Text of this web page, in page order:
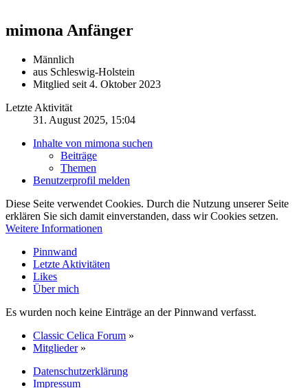
mimona Anfänger
Männlich
aus Schleswig-Holstein
Mitglied seit 4. Oktober 2023
Letzte Aktivität
31. August 2025, 15:04
Inhalte von mimona suchen
Beiträge
Themen
Benutzerprofil melden
Diese Seite verwendet Cookies. Durch die Nutzung unserer Seite
erklären Sie sich damit einverstanden, dass wir Cookies setzen.
Weitere Informationen
Pinnwand
Letzte Aktivitäten
Likes
Über mich
Es wurden noch keine Einträge an der Pinnwand verfasst.
Classic Celica Forum »
Mitglieder »
Datenschutzerklärung
Impressum